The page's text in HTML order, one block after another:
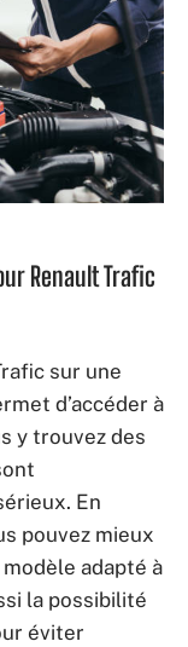
Renault Trafic
sur une
d’accéder à
y trouvez des
En
pouvez mieux
adapté à
la possibilité
éviter